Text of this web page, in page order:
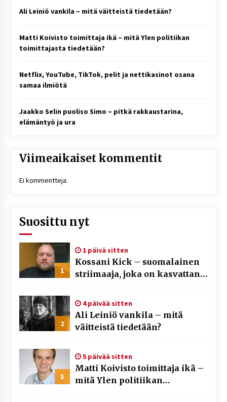
Ali Leiniö vankila – mitä väitteistä tiedetään?
Matti Koivisto toimittaja ikä – mitä Ylen politiikan
toimittajasta tiedetään?
Netflix, YouTube, TikTok, pelit ja nettikasinot osana
samaa ilmiötä
Jaakko Selin puoliso Simo – pitkä rakkaustarina,
elämäntyö ja ura
Viimeaikaiset kommentit
Ei kommentteja.
Suosittu nyt
1
1 päivä sitten
Kossani Kick – suomalainen
striimaaja, joka on kasvattanut
2
4 päivää sitten
Ali Leiniö vankila – mitä
väitteistä tiedetään?
3
5 päivää sitten
Matti Koivisto toimittaja ikä –
mitä Ylen politiikan